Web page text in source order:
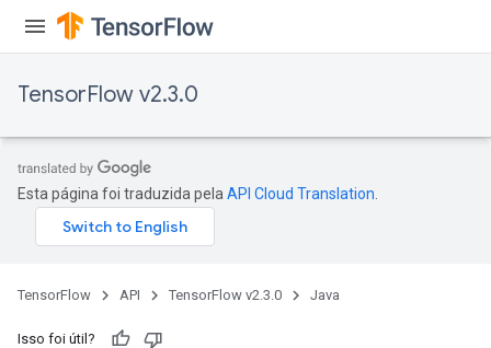
TensorFlow v2.3.0
Esta página foi traduzida pela API Cloud Translation
TensorFlow API TensorFlow v2.3.0 Java
Isso foi útil?